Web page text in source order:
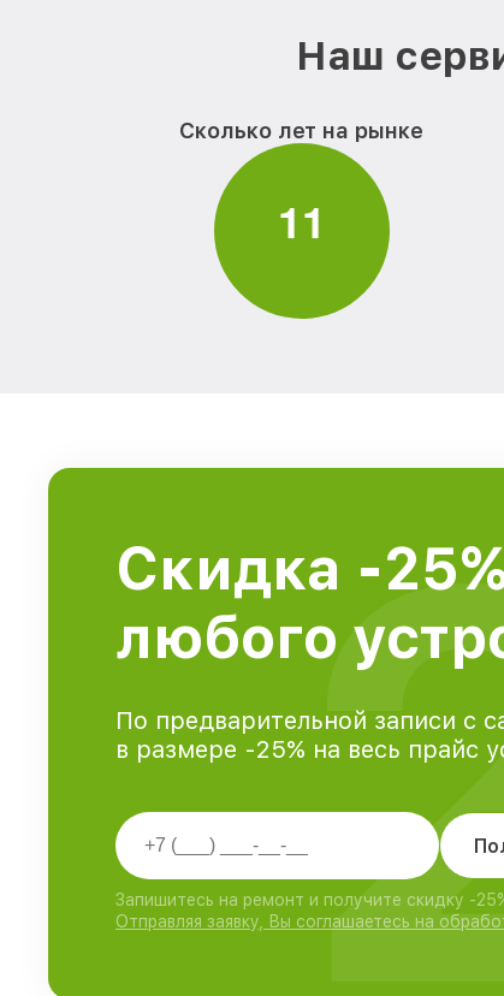
Наш
Сколько лет на рынке
11
Скидка -
любого
По предварительной записи с
в размере -25% на весь прайс
Запишитесь на ремонт и получите скидку -
Отправляя заявку, Вы соглашаетесь на